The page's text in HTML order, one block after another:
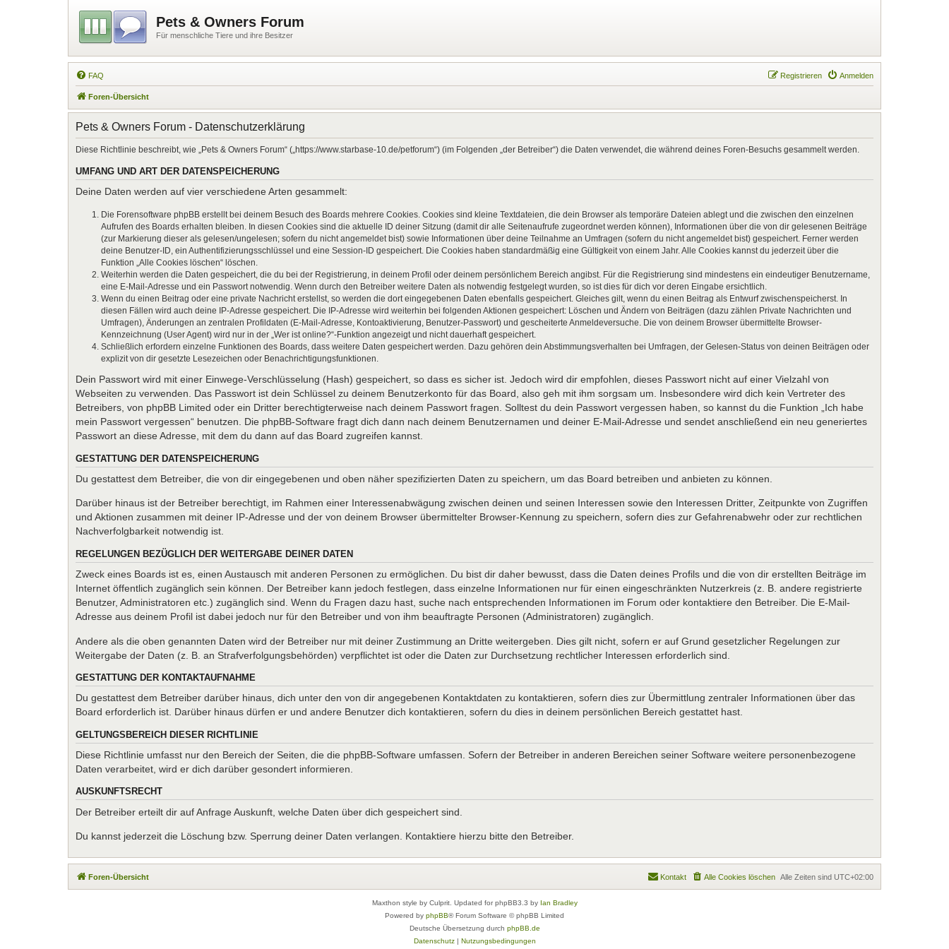
Pets & Owners Forum
Für menschliche Tiere und ihre Besitzer
FAQ Anmelden
Registrieren
Foren-Übersicht
Pets & Owners Forum - Datenschutzerklärung
Diese Richtlinie beschreibt, wie „Pets & Owners Forum“ („https://www.starbase-10.de/petforum“) (im Folgenden „der Betreiber“) die Daten verwendet, die während deines Foren-Besuchs gesammelt werden.
UMFANG UND ART DER DATENSPEICHERUNG
Deine Daten werden auf vier verschiedene Arten gesammelt:
Die Forensoftware phpBB erstellt bei deinem Besuch des Boards mehrere Cookies. Cookies sind kleine Textdateien, die dein Browser als temporäre Dateien ablegt und die zwischen den einzelnen
Aufrufen des Boards erhalten bleiben. In diesen Cookies sind die aktuelle ID deiner Sitzung (damit dir alle Seitenaufrufe zugeordnet werden können), Informationen über die von dir gelesenen Beiträge
(zur Markierung dieser als gelesen/ungelesen; sofern du nicht angemeldet bist) sowie Informationen über deine Teilnahme an Umfragen (sofern du nicht angemeldet bist) gespeichert. Ferner werden
deine Benutzer-ID, ein Authentifizierungsschlüssel und eine Session-ID gespeichert. Die Cookies haben standardmäßig eine Gültigkeit von einem Jahr. Alle Cookies kannst du jederzeit über die
Funktion „Alle Cookies löschen“ löschen.
Weiterhin werden die Daten gespeichert, die du bei der Registrierung, in deinem Profil oder deinem persönlichem Bereich angibst. Für die Registrierung sind mindestens ein eindeutiger Benutzername,
eine E-Mail-Adresse und ein Passwort notwendig. Wenn durch den Betreiber weitere Daten als notwendig festgelegt wurden, so ist dies für dich vor deren Eingabe ersichtlich.
Wenn du einen Beitrag oder eine private Nachricht erstellst, so werden die dort eingegebenen Daten ebenfalls gespeichert. Gleiches gilt, wenn du einen Beitrag als Entwurf zwischenspeicherst. In
diesen Fällen wird auch deine IP-Adresse gespeichert. Die IP-Adresse wird weiterhin bei folgenden Aktionen gespeichert: Löschen und Ändern von Beiträgen (dazu zählen Private Nachrichten und
Umfragen), Änderungen an zentralen Profildaten (E-Mail-Adresse, Kontoaktivierung, Benutzer-Passwort) und gescheiterte Anmeldeversuche. Die von deinem Browser übermittelte Browser-
Kennzeichnung (User Agent) wird nur in der „Wer ist online?“-Funktion angezeigt und nicht dauerhaft gespeichert.
Schließlich erfordern einzelne Funktionen des Boards, dass weitere Daten gespeichert werden. Dazu gehören dein Abstimmungsverhalten bei Umfragen, der Gelesen-Status von deinen Beiträgen oder
explizit von dir gesetzte Lesezeichen oder Benachrichtigungsfunktionen.
Dein Passwort wird mit einer Einwege-Verschlüsselung (Hash) gespeichert, so dass es sicher ist. Jedoch wird dir empfohlen, dieses Passwort nicht auf einer Vielzahl von
Webseiten zu verwenden. Das Passwort ist dein Schlüssel zu deinem Benutzerkonto für das Board, also geh mit ihm sorgsam um. Insbesondere wird dich kein Vertreter des
Betreibers, von phpBB Limited oder ein Dritter berechtigterweise nach deinem Passwort fragen. Solltest du dein Passwort vergessen haben, so kannst du die Funktion „Ich habe
mein Passwort vergessen“ benutzen. Die phpBB-Software fragt dich dann nach deinem Benutzernamen und deiner E-Mail-Adresse und sendet anschließend ein neu generiertes
Passwort an diese Adresse, mit dem du dann auf das Board zugreifen kannst.
GESTATTUNG DER DATENSPEICHERUNG
Du gestattest dem Betreiber, die von dir eingegebenen und oben näher spezifizierten Daten zu speichern, um das Board betreiben und anbieten zu können.
Darüber hinaus ist der Betreiber berechtigt, im Rahmen einer Interessenabwägung zwischen deinen und seinen Interessen sowie den Interessen Dritter, Zeitpunkte von Zugriffen
und Aktionen zusammen mit deiner IP-Adresse und der von deinem Browser übermittelter Browser-Kennung zu speichern, sofern dies zur Gefahrenabwehr oder zur rechtlichen
Nachverfolgbarkeit notwendig ist.
REGELUNGEN BEZÜGLICH DER WEITERGABE DEINER DATEN
Zweck eines Boards ist es, einen Austausch mit anderen Personen zu ermöglichen. Du bist dir daher bewusst, dass die Daten deines Profils und die von dir erstellten Beiträge im
Internet öffentlich zugänglich sein können. Der Betreiber kann jedoch festlegen, dass einzelne Informationen nur für einen eingeschränkten Nutzerkreis (z. B. andere registrierte
Benutzer, Administratoren etc.) zugänglich sind. Wenn du Fragen dazu hast, suche nach entsprechenden Informationen im Forum oder kontaktiere den Betreiber. Die E-Mail-
Adresse aus deinem Profil ist dabei jedoch nur für den Betreiber und von ihm beauftragte Personen (Administratoren) zugänglich.
Andere als die oben genannten Daten wird der Betreiber nur mit deiner Zustimmung an Dritte weitergeben. Dies gilt nicht, sofern er auf Grund gesetzlicher Regelungen zur
Weitergabe der Daten (z. B. an Strafverfolgungsbehörden) verpflichtet ist oder die Daten zur Durchsetzung rechtlicher Interessen erforderlich sind.
GESTATTUNG DER KONTAKTAUFNAHME
Du gestattest dem Betreiber darüber hinaus, dich unter den von dir angegebenen Kontaktdaten zu kontaktieren, sofern dies zur Übermittlung zentraler Informationen über das
Board erforderlich ist. Darüber hinaus dürfen er und andere Benutzer dich kontaktieren, sofern du dies in deinem persönlichen Bereich gestattet hast.
GELTUNGSBEREICH DIESER RICHTLINIE
Diese Richtlinie umfasst nur den Bereich der Seiten, die die phpBB-Software umfassen. Sofern der Betreiber in anderen Bereichen seiner Software weitere personenbezogene
Daten verarbeitet, wird er dich darüber gesondert informieren.
AUSKUNFTSRECHT
Der Betreiber erteilt dir auf Anfrage Auskunft, welche Daten über dich gespeichert sind.
Du kannst jederzeit die Löschung bzw. Sperrung deiner Daten verlangen. Kontaktiere hierzu bitte den Betreiber.
Foren-Übersicht Alle Zeiten sind UTC+02:00
Alle Cookies löschen
Kontakt
Maxthon style by Culprit. Updated for phpBB3.3 by Ian Bradley
Powered by phpBB® Forum Software © phpBB Limited
Deutsche Übersetzung durch phpBB.de
Datenschutz| Nutzungsbedingungen